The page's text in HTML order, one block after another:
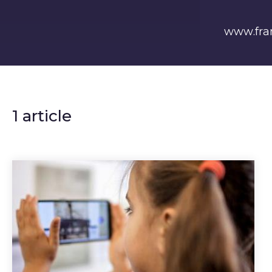
1 article